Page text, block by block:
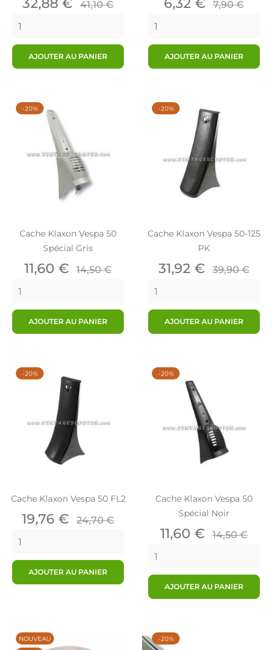
32,88 € 41,10 €
AJOUTER AU PANIER
6,32 € 7,90 €
AJOUTER AU PANIER
Cache Klaxon Vespa 50
Spécial Gris
Prix
11,60 € Prix
14,50 €
AJOUTER AU PANIER
-20%
Cache Klaxon Vespa 50-125
PK
Prix
31,92 € Prix
39,90 €
AJOUTER AU PANIER
-20%
Cache Klaxon Vespa 50 FL2
Prix
19,76 € Prix
24,70 €
AJOUTER AU PANIER
-20%
Cache Klaxon Vespa 50
Spécial Noir
Prix
11,60 € Prix
14,50 €
AJOUTER AU PANIER
-20%
NOUVEAU -20%